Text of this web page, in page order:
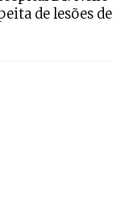
de lesões de